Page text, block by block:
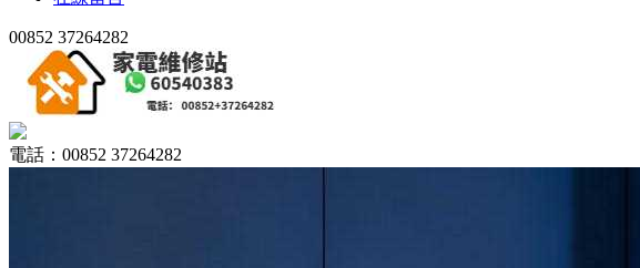
00852 37264282
電話：00852 37264282